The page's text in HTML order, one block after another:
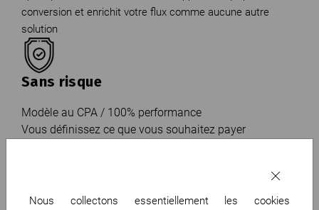
conversion et enrichit votre flux comme aucune autre
solution
Sans risque
Modèle au CPA / 100% performance
Vous définissez ce que vous souhaitez payer
Nous collectons essentiellement les cookies